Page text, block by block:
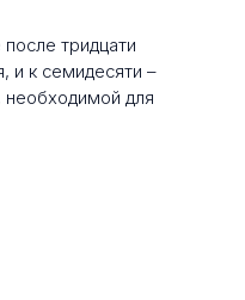
тридцати
и к семидесяти –
необходимой для